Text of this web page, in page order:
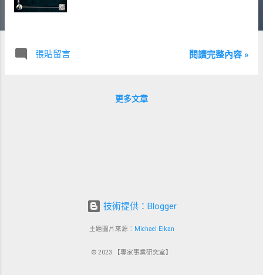
張貼留言 閱讀完整內容 »
更多文章
技術提供：Blogger
主題圖片來源： Michael Elkan
© 2023 【專家事業研究室】